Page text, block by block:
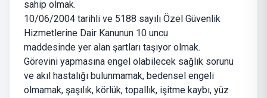
sahip olmak.
10/06/2004 tarihli ve 5188 sayılı Özel Güvenlik
Hizmetlerine Dair Kanunun 10 uncu
maddesinde yer alan şartları taşıyor olmak.
Görevini yapmasına engel olabilecek sağlık sorunu
ve akıl hastalığı bulunmamak, bedensel engeli
olmamak, şaşılık, körlük, topallık, işitme kaybı, yüz